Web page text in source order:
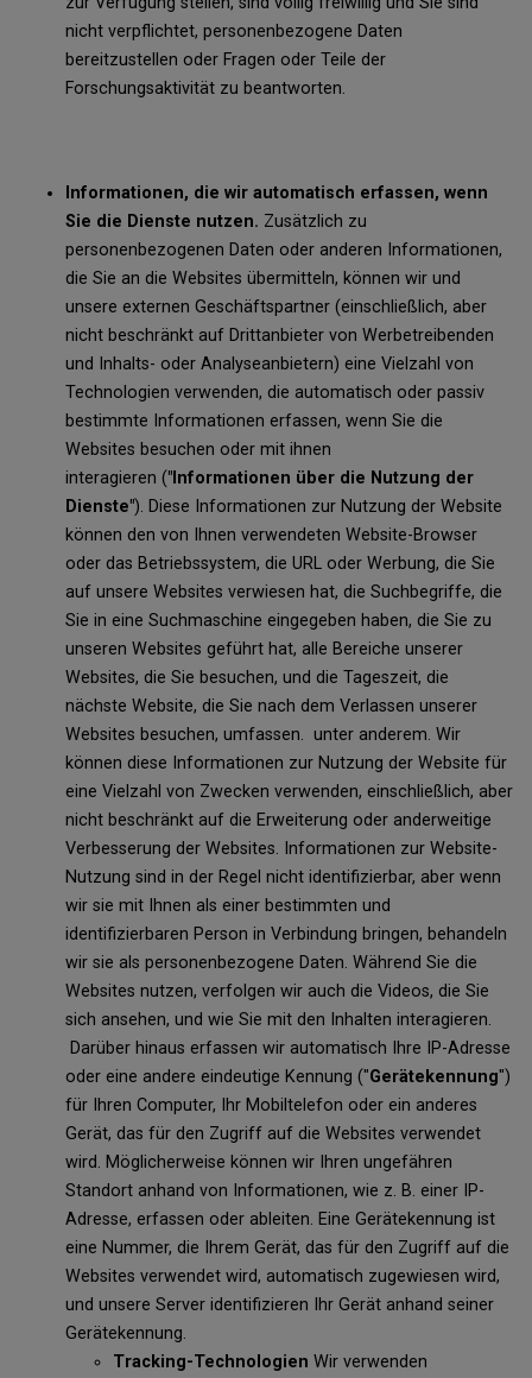
nicht verpflichtet, personenbezogene Daten
bereitzustellen oder Fragen oder Teile der
Forschungsaktivität zu beantworten.
Informationen, die wir automatisch erfassen, wenn
Sie die Dienste nutzen. Zusätzlich zu
personenbezogenen Daten oder anderen Informationen,
die Sie an die Websites übermitteln, können wir und
unsere externen Geschäftspartner (einschließlich, aber
nicht beschränkt auf Drittanbieter von Werbetreibenden
und Inhalts- oder Analyseanbietern) eine Vielzahl von
Technologien verwenden, die automatisch oder passiv
bestimmte Informationen erfassen, wenn Sie die
Websites besuchen oder mit ihnen
interagieren ("Informationen über die Nutzung der
Dienste"). Diese Informationen zur Nutzung der Website
können den von Ihnen verwendeten Website-Browser
oder das Betriebssystem, die URL oder Werbung, die Sie
auf unsere Websites verwiesen hat, die Suchbegriffe, die
Sie in eine Suchmaschine eingegeben haben, die Sie zu
unseren Websites geführt hat, alle Bereiche unserer
Websites, die Sie besuchen, und die Tageszeit, die
nächste Website, die Sie nach dem Verlassen unserer
Websites besuchen, umfassen. unter anderem. Wir
können diese Informationen zur Nutzung der Website für
eine Vielzahl von Zwecken verwenden, einschließlich, aber
nicht beschränkt auf die Erweiterung oder anderweitige
Verbesserung der Websites. Informationen zur Website-
Nutzung sind in der Regel nicht identifizierbar, aber wenn
wir sie mit Ihnen als einer bestimmten und
identifizierbaren Person in Verbindung bringen, behandeln
wir sie als personenbezogene Daten. Während Sie die
Websites nutzen, verfolgen wir auch die Videos, die Sie
sich ansehen, und wie Sie mit den Inhalten interagieren.
Darüber hinaus erfassen wir automatisch Ihre IP-Adresse
oder eine andere eindeutige Kennung ("Gerätekennung")
für Ihren Computer, Ihr Mobiltelefon oder ein anderes
Gerät, das für den Zugriff auf die Websites verwendet
wird. Möglicherweise können wir Ihren ungefähren
Standort anhand von Informationen, wie z. B. einer IP-
Adresse, erfassen oder ableiten. Eine Gerätekennung ist
eine Nummer, die Ihrem Gerät, das für den Zugriff auf die
Websites verwendet wird, automatisch zugewiesen wird,
und unsere Server identifizieren Ihr Gerät anhand seiner
Gerätekennung.
Tracking-Technologien Wir verwenden